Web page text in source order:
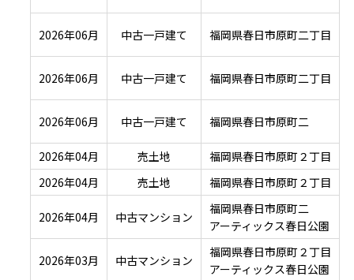
2026年06月 中古一戸建て 福岡県春日市原町二丁目
2026年06月 中古一戸建て 福岡県春日市原町二丁目
2026年06月 中古一戸建て 福岡県春日市原町二
2026年04月
売土地 福岡県春日市原町２丁目
2026年04月
売土地 福岡県春日市原町２丁目
2026年04月 中古マンション
福岡県春日市原町二
アーティックス春日公園
2026年03月 中古マンション
福岡県春日市原町２丁目
アーティックス春日公園